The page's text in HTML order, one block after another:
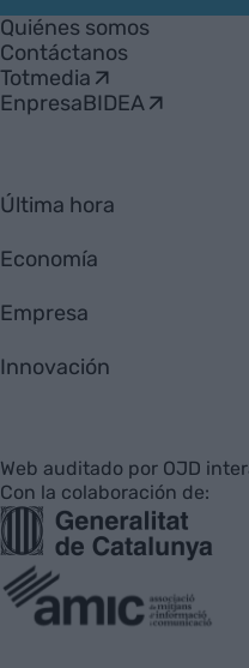
Empresa
Quiénes somos
Contáctanos
Totmedia
EnpresaBIDEA
Última hora
Economía
Empresa
Innovación
Web auditado por OJD
Con la colaboración de: